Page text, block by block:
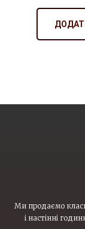
Ми продаємо
і настінні